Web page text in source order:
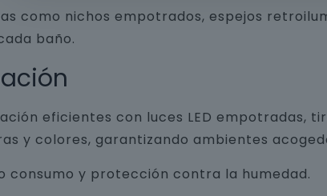
como nichos empotrados, espejos
baño.
eficientes con luces LED
y colores, garantizando ambientes
consumo y protección contra la humedad.